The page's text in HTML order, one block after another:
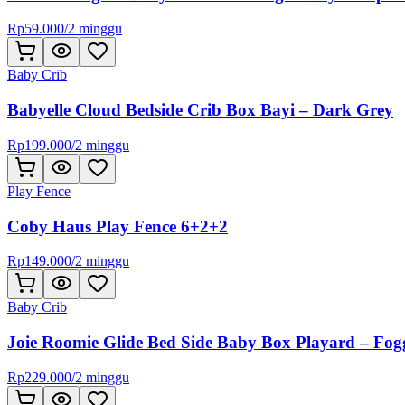
Rp59.000/2 minggu
Baby Crib
Babyelle Cloud Bedside Crib Box Bayi – Dark Grey
Rp199.000/2 minggu
Play Fence
Coby Haus Play Fence 6+2+2
Rp149.000/2 minggu
Baby Crib
Joie Roomie Glide Bed Side Baby Box Playard –
Rp229.000/2 minggu